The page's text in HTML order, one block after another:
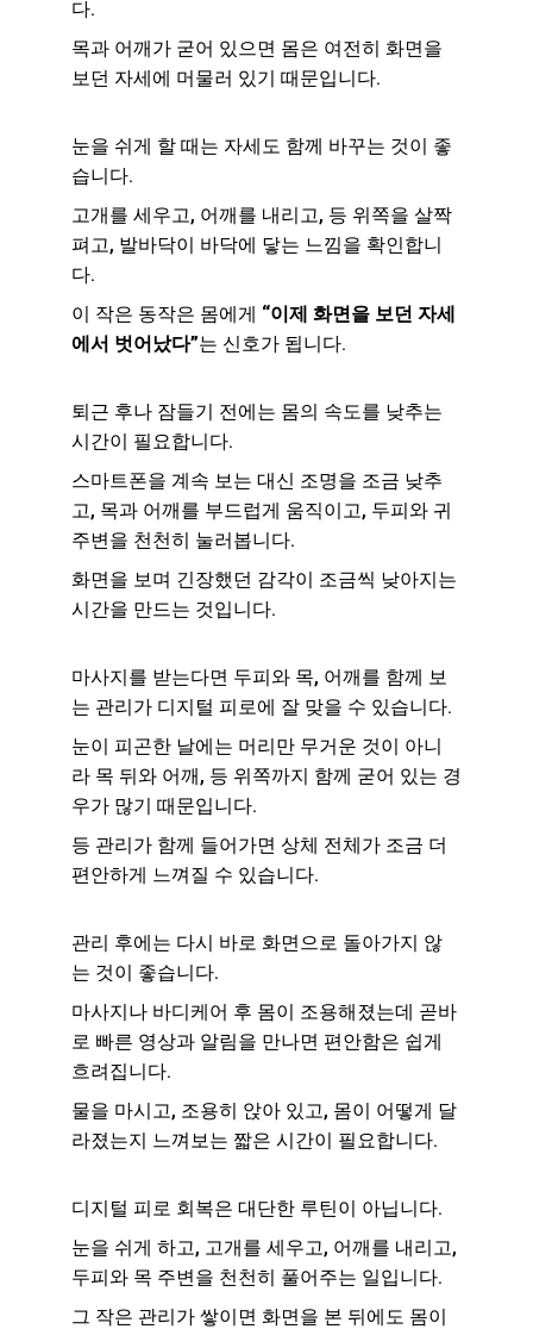
다.
목과 어깨가 굳어 있으면 몸은 여전히 화면을
보던 자세에 머물러 있기 때문입니다.
눈을 쉬게 할 때는 자세도 함께 바꾸는 것이 좋
습니다.
고개를 세우고, 어깨를 내리고, 등 위쪽을 살짝
펴고, 발바닥이 바닥에 닿는 느낌을 확인합니
다.
이 작은 동작은 몸에게 “이제 화면을 보던 자세
에서 벗어났다”는 신호가 됩니다.
퇴근 후나 잠들기 전에는 몸의 속도를 낮추는
시간이 필요합니다.
스마트폰을 계속 보는 대신 조명을 조금 낮추
고, 목과 어깨를 부드럽게 움직이고, 두피와 귀
주변을 천천히 눌러봅니다.
화면을 보며 긴장했던 감각이 조금씩 낮아지는
시간을 만드는 것입니다.
마사지를 받는다면 두피와 목, 어깨를 함께 보
는 관리가 디지털 피로에 잘 맞을 수 있습니다.
눈이 피곤한 날에는 머리만 무거운 것이 아니
라 목 뒤와 어깨, 등 위쪽까지 함께 굳어 있는 경
우가 많기 때문입니다.
등 관리가 함께 들어가면 상체 전체가 조금 더
편안하게 느껴질 수 있습니다.
관리 후에는 다시 바로 화면으로 돌아가지 않
는 것이 좋습니다.
마사지나 바디케어 후 몸이 조용해졌는데 곧바
로 빠른 영상과 알림을 만나면 편안함은 쉽게
흐려집니다.
물을 마시고, 조용히 앉아 있고, 몸이 어떻게 달
라졌는지 느껴보는 짧은 시간이 필요합니다.
디지털 피로 회복은 대단한 루틴이 아닙니다.
눈을 쉬게 하고, 고개를 세우고, 어깨를 내리고,
두피와 목 주변을 천천히 풀어주는 일입니다.
그 작은 관리가 쌓이면 화면을 본 뒤에도 몸이